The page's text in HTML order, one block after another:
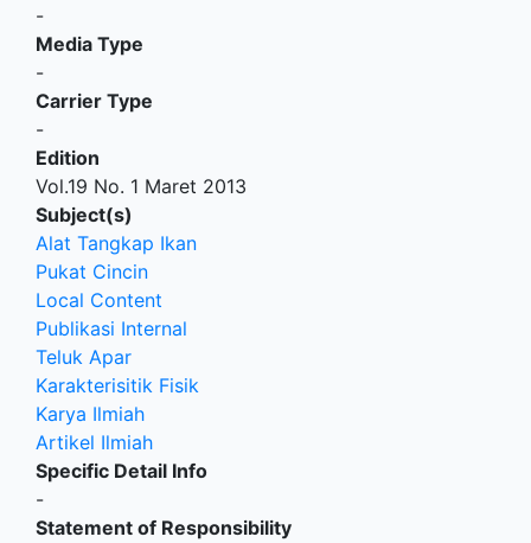
-
Media Type
-
Carrier Type
-
Edition
Vol.19 No. 1 Maret 2013
Subject(s)
Alat Tangkap Ikan
Pukat Cincin
Local Content
Publikasi Internal
Teluk Apar
Karakterisitik Fisik
Karya Ilmiah
Artikel Ilmiah
Specific Detail Info
-
Statement of Responsibility